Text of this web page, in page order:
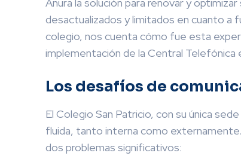
desactualizados y limitados en cuanto a
colegio, nos cuenta cómo fue esta
implementación de la Central Telefónica
Los desafíos de
El Colegio San Patricio, con su única
fluida, tanto interna como
dos problemas significativos: